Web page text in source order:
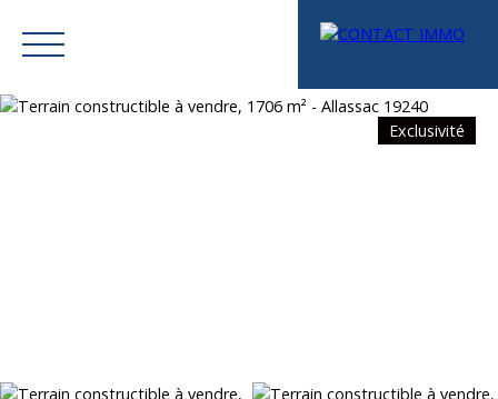
Mes favoris Espace vendeur Estimation
Exclusivité